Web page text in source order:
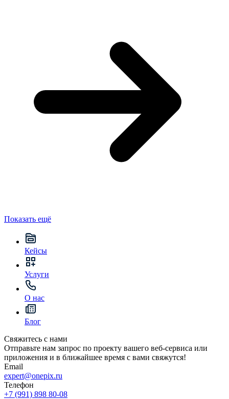
Показать ещё
Кейсы
Услуги
О нас
Блог
Свяжитесь с нами
Отправьте нам запрос по проекту вашего веб-сервиса или
приложения и в ближайшее время с вами свяжутся!
Email
expert@onepix.ru
Телефон
+7 (991) 898 80-08